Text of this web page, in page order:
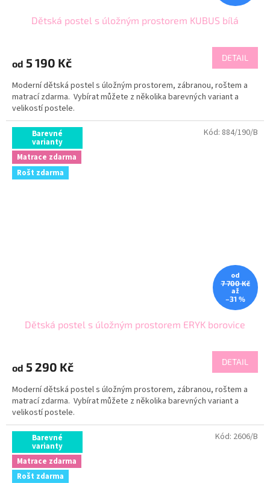
Dětská postel s úložným prostorem KUBUS bílá
od 5 190 Kč DETAIL
Moderní dětská postel s úložným prostorem, zábranou, roštem a
matrací zdarma. Vybírat můžete z několika barevných variant a
velikostí postele.
Barevné
varianty
Matrace zdarma
Rošt zdarma
od
7 700 Kč
až
–31 %
Dětská postel s úložným prostorem ERYK borovice
od 5 290 Kč DETAIL
Moderní dětská postel s úložným prostorem, zábranou, roštem a
matrací zdarma. Vybírat můžete z několika barevných variant a
velikostí postele.
Kód: 884/190/B
Barevné
varianty
Matrace zdarma
Rošt zdarma
Kód: 2606/B